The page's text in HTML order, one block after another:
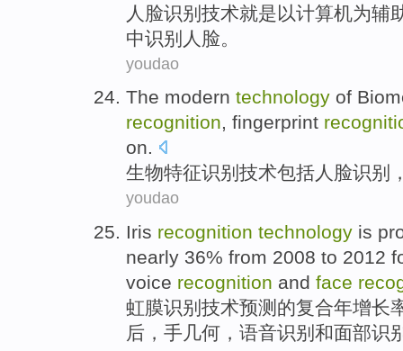
人脸识别技术就是以计算机为辅
中识别人脸。
youdao
The modern technology of
recognition, fingerprint
on.
生物特征识别技术包括人脸识别
youdao
Iris recognition technology is
nearly 36% from 2008 to 2012
voice recognition and face
虹膜识别 技术预测 的复合年增长
后 ， 手 几何 ， 语音识别 和面部识